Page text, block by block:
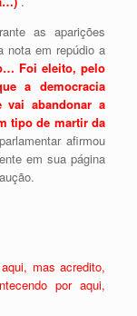
as aparições
nota em repúdio a
Foi eleito, pelo
a democracia
abandonar a
tipo de martir da
afirmou
em sua página
mas acredito,
por aqui,